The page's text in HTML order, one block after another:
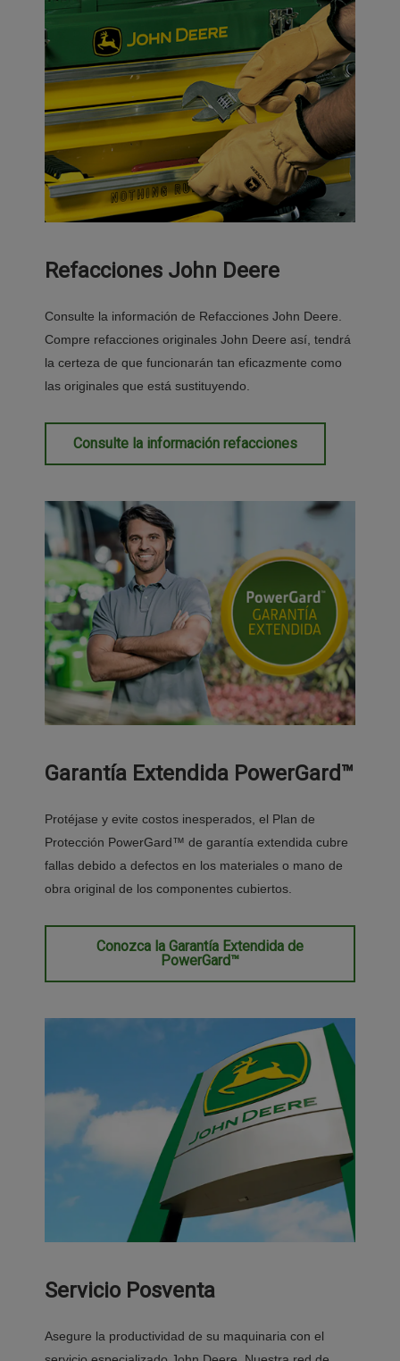
Refacciones John Deere
Consulte la información de Refacciones John Deere.
Compre refacciones originales John Deere así, tendrá
la certeza de que funcionarán tan eficazmente como
las originales que está sustituyendo.
Consulte la información refacciones
Garantía Extendida PowerGard™
Protéjase y evite costos inesperados, el Plan de
Protección PowerGard™ de garantía extendida cubre
fallas debido a defectos en los materiales o mano de
obra original de los componentes cubiertos.
Conozca la Garantía Extendida de
PowerGard™
Servicio Posventa
Asegure la productividad de su maquinaria con el